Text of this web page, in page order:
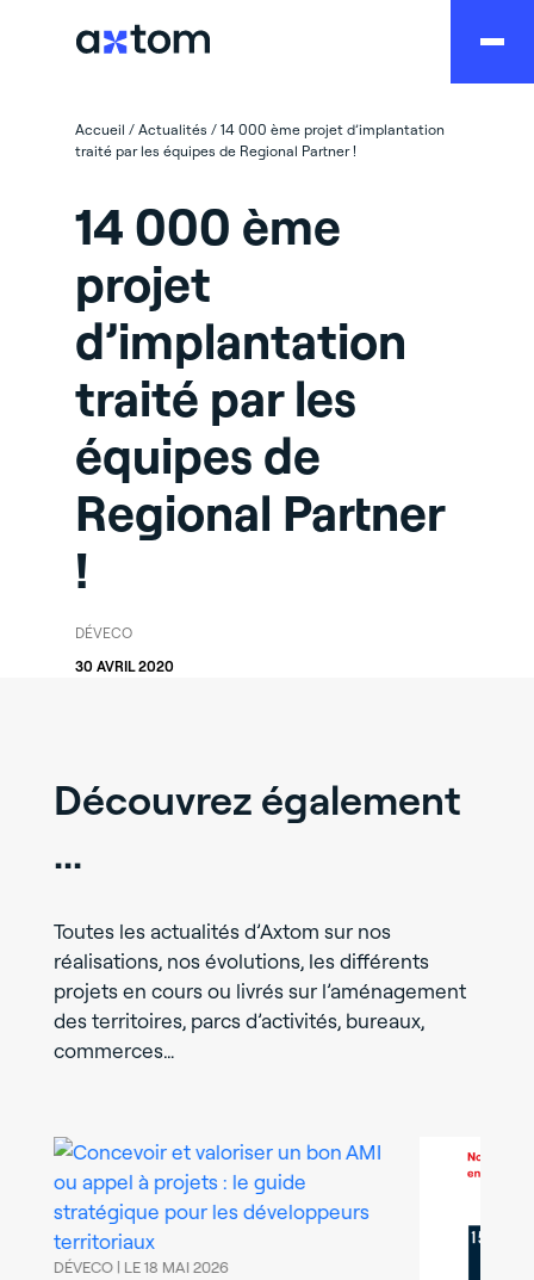
Accueil / Actualités / 14 000 ème projet d’implantation
traité par les équipes de Regional Partner !
14 000 ème
projet
d’implantation
traité par les
équipes de
Regional Partner
!
DÉVECO
30 AVRIL 2020
Découvrez également
...
Toutes les actualités d’Axtom sur nos
réalisations, nos évolutions, les différents
projets en cours ou livrés sur l’aménagement
des territoires, parcs d’activités, bureaux,
commerces…
DÉVECO | LE 18 MAI 2026